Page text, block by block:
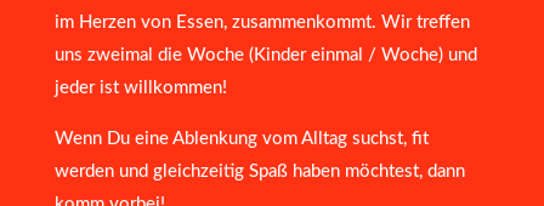
im Herzen von Essen, zusammenkommt. Wir treffen
uns zweimal die Woche (Kinder einmal / Woche) und
jeder ist willkommen!
Wenn Du eine Ablenkung vom Alltag suchst, fit
werden und gleichzeitig Spaß haben möchtest, dann